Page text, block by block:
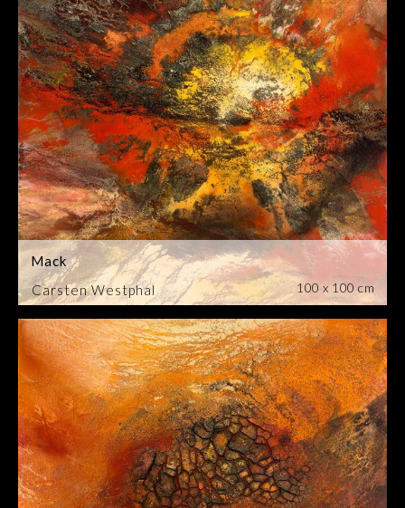
Carsten Westphal
Mack
100 x 100 cm